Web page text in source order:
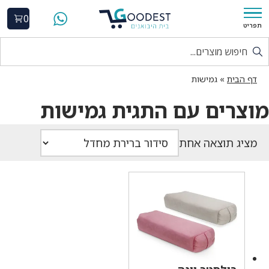
תפריט
0
דף הבית » גמישות
מוצרים עם התגית גמישות
מציג תוצאה אחת